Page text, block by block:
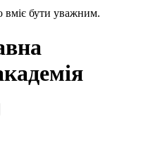
вміє бути уважним.